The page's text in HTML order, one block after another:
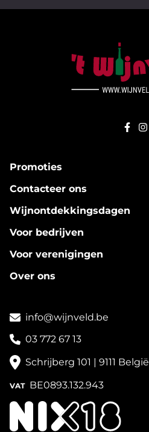
Promoties
Contacteer ons
Wijnontdekkingsdagen
Voor bedrijven
Voor verenigingen
Over ons
info@wijnveld.be
03 772 67 13
Schrijberg 101 | 9111 België
VAT BE0893.132.943